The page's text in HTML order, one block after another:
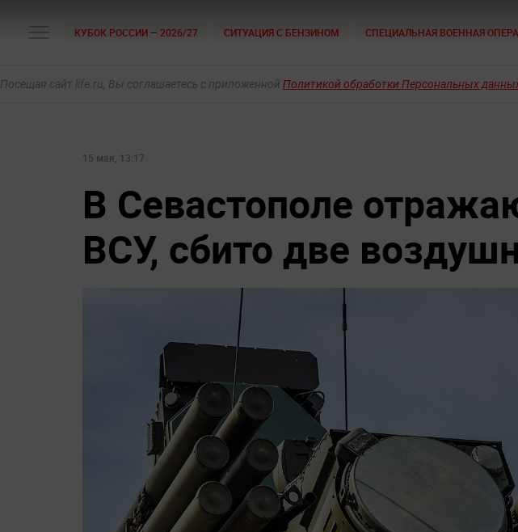
КУБОК РОССИИ — 2026/27 СИТУАЦИЯ С БЕНЗИНОМ СПЕЦИАЛЬНАЯ ВОЕННАЯ
Посещая сайт life.ru, Вы соглашаетесь с приложенной Политикой обработки Персональных
15 мая, 13:17
В Севастополе
ВСУ, сбито две